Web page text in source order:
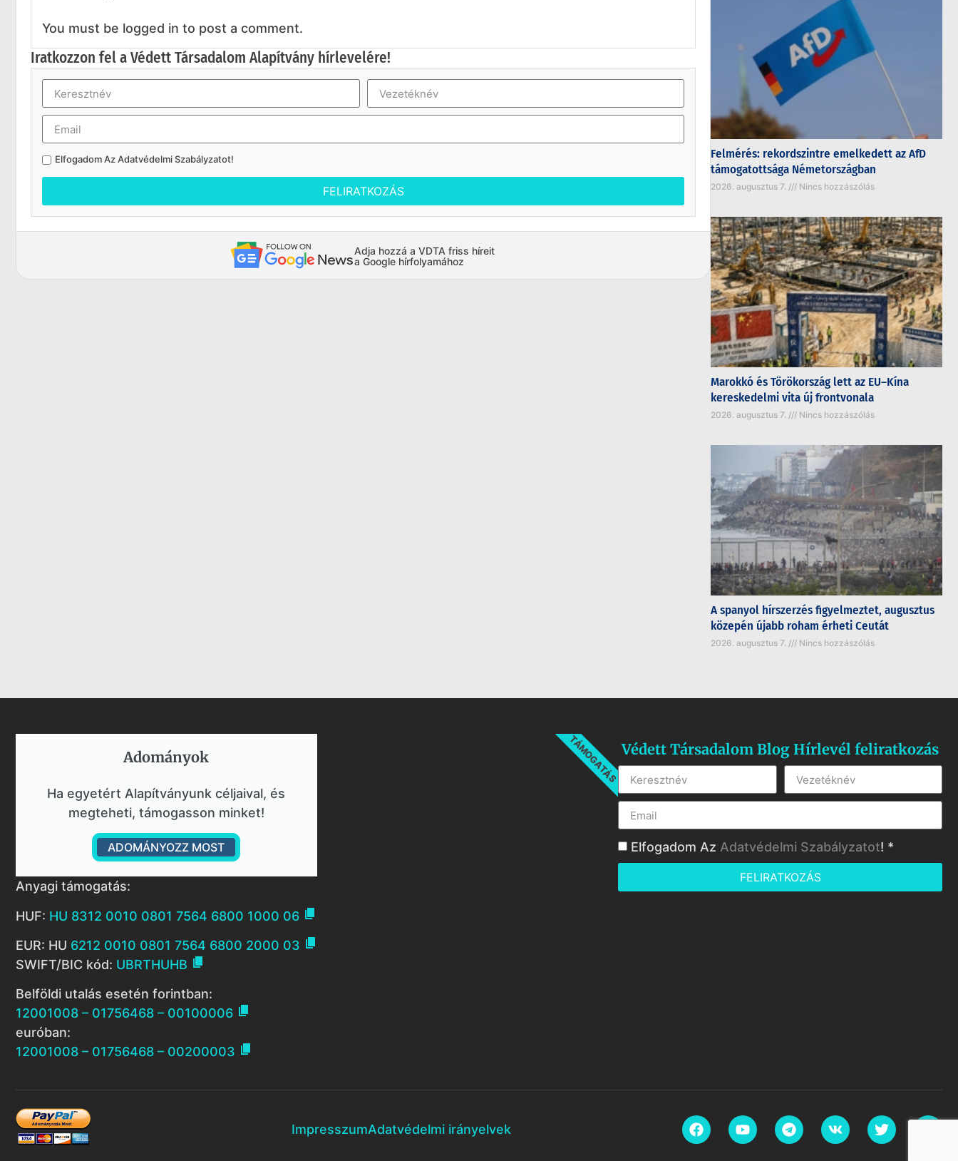
You must be logged in to post a comment.
Iratkozzon fel a Védett Társadalom Alapítvány hírlevelére!
Elfogadom AzAdatvédelmi Szabályzatot!
FELIRATKOZÁS
Adja hozzá a VDTA friss híreit
a Google hírfolyamához
Felmérés: rekordszintre emelkedett az AfD
támogatottsága Németországban
2026. augusztus 7. Nincs hozzászólás
Marokkó és Törökország lett az EU–Kína
kereskedelmi vita új frontvonala
2026. augusztus 7. Nincs hozzászólás
A spanyol hírszerzés figyelmeztet, augusztus
közepén újabb roham érheti Ceutát
2026. augusztus 7. Nincs hozzászólás
Adományok​
Ha egyetért Alapítványunk céljaival, és
megteheti, támogasson minket!
ADOMÁNYOZZ MOST
TÁMOGATÁS
Anyagi támogatás:
HUF: HU 8312 0010 0801 7564 6800 1000 06 
EUR: HU 6212 0010 0801 7564 6800 2000 03 
SWIFT/BIC kód: UBRTHUHB 
Belföldi utalás esetén forintban:
12001008 – 01756468 – 00100006 
euróban:
12001008 – 01756468 – 00200003 
Védett Társadalom Blog Hírlevél feliratkozás
Elfogadom Az Adatvédelmi Szabályzatot! *
FELIRATKOZÁS
ImpresszumAdatvédelmi irányelvek